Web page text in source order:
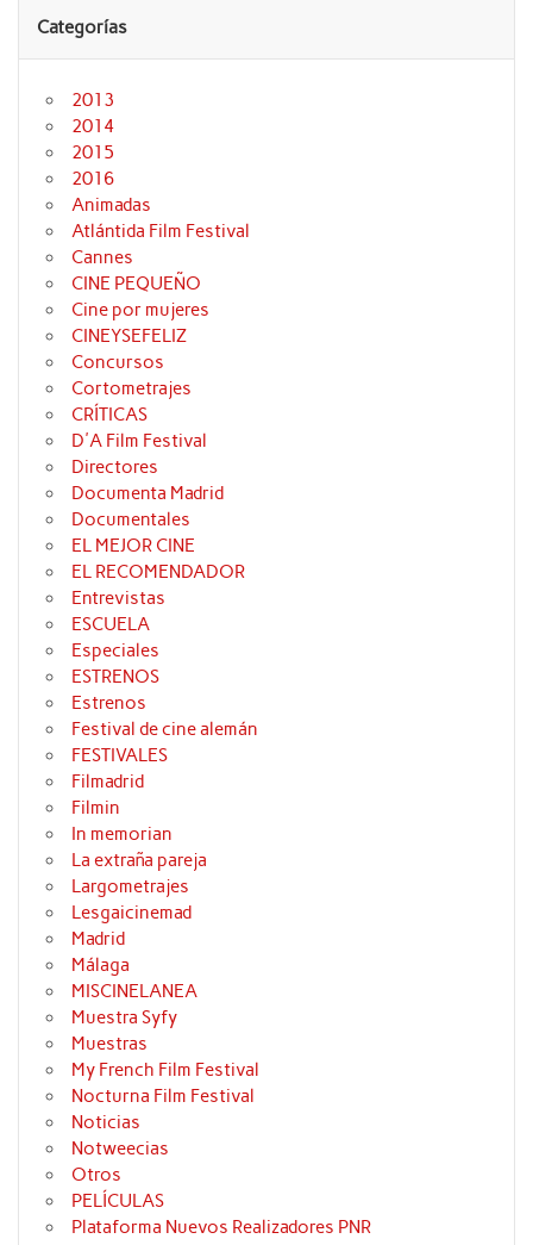
Categorías
2013
2014
2015
2016
Animadas
Atlántida Film Festival
Cannes
CINE PEQUEÑO
Cine por mujeres
CINEYSEFELIZ
Concursos
Cortometrajes
CRÍTICAS
D'A Film Festival
Directores
Documenta Madrid
Documentales
EL MEJOR CINE
EL RECOMENDADOR
Entrevistas
ESCUELA
Especiales
ESTRENOS
Estrenos
Festival de cine alemán
FESTIVALES
Filmadrid
Filmin
In memorian
La extraña pareja
Largometrajes
Lesgaicinemad
Madrid
Málaga
MISCINELANEA
Muestra Syfy
Muestras
My French Film Festival
Nocturna Film Festival
Noticias
Notweecias
Otros
PELÍCULAS
Plataforma Nuevos Realizadores PNR